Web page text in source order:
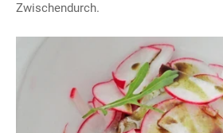
Zwischendurch.